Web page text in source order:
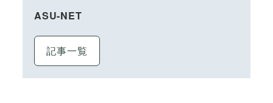
ASU-NET
記事一覧